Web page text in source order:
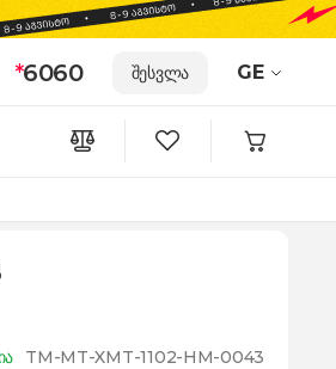
*6060 შესვლა GE
TM-MT-XMT-1102-HM-0043